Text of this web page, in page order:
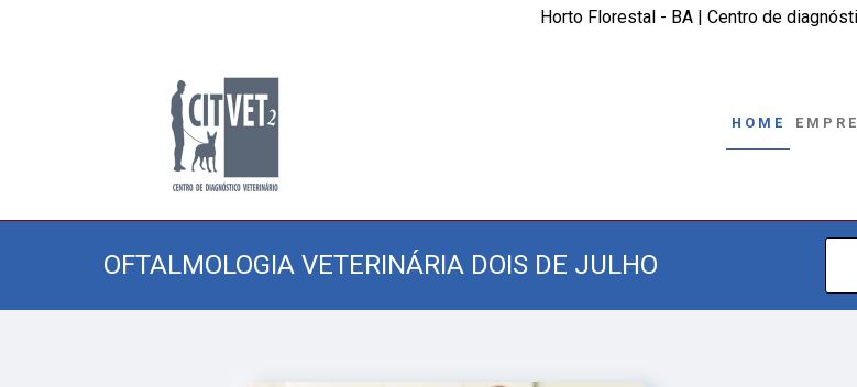
Horto Florestal - BA | Centro de
HOME
OFTALMOLOGIA VETERINÁRIA DOIS DE JULHO